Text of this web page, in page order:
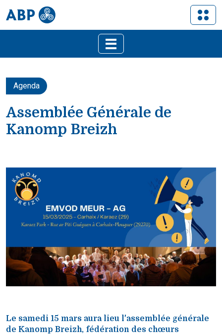
Agenda
Assemblée Générale de
Kanomp Breizh
Le samedi 15 mars aura lieu l'assemblée générale
de Kanomp Breizh, fédération des chœurs